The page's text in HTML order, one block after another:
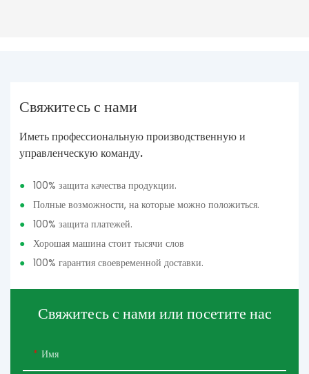
Свяжитесь с нами
Иметь профессиональную производственную и
управленческую команду.
● 100% защита качества продукции.
● Полные возможности, на которые можно положиться.
● 100% защита платежей.
● Хорошая машина стоит тысячи слов
● 100% гарантия своевременной доставки.
Свяжитесь с нами или посетите нас
Имя